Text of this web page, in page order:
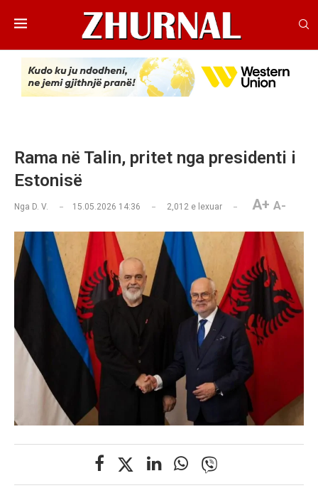
Rama në Talin, pritet nga presidenti i
Estonisë
Nga D. V. 15.05.2026 14:36 2,012 e lexuar A+ A-